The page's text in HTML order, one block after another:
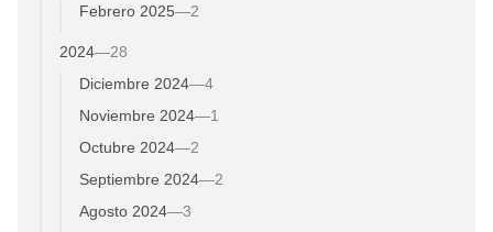
Febrero 2025—2
2024—28
Diciembre 2024—4
Noviembre 2024—1
Octubre 2024—2
Septiembre 2024—2
Agosto 2024—3